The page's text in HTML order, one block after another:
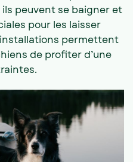
peuvent se baigner et
pour les laisser
permettent
de profiter d’une